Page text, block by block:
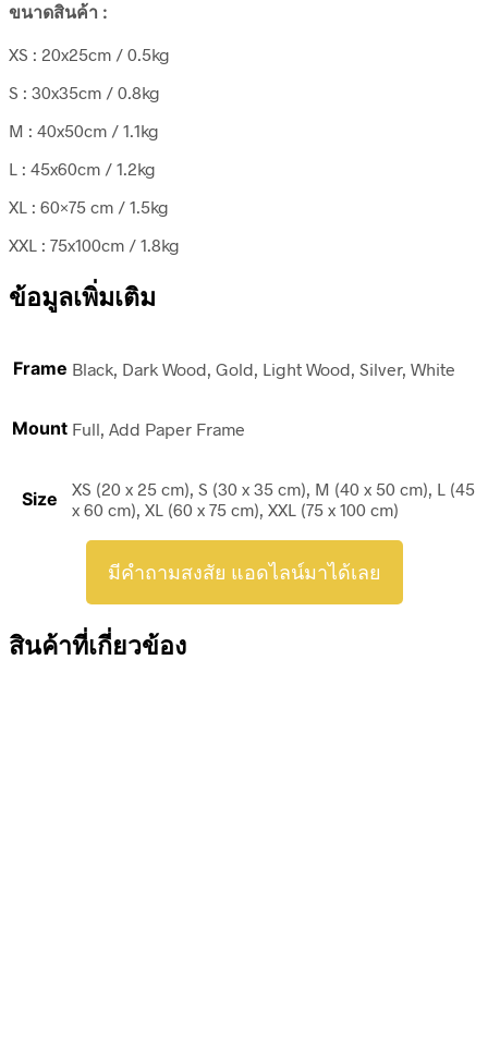
ขนาดสินค้า :
XS : 20x25cm / 0.5kg
S : 30x35cm / 0.8kg
M : 40x50cm / 1.1kg
L : 45x60cm / 1.2kg
XL : 60×75 cm / 1.5kg
XXL : 75x100cm / 1.8kg
ข้อมูลเพิ่มเติม
Frame Black, Dark Wood, Gold, Light Wood, Silver, White
Mount Full, Add Paper Frame
Size
XS (20 x 25 cm), S (30 x 35 cm), M (40 x 50 cm), L (45
x 60 cm), XL (60 x 75 cm), XXL (75 x 100 cm)
มีคำถามสงสัย แอดไลน์มาได้เลย
สินค้าที่เกี่ยวข้อง